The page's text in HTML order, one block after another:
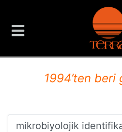
TERRA
1994’ten beri